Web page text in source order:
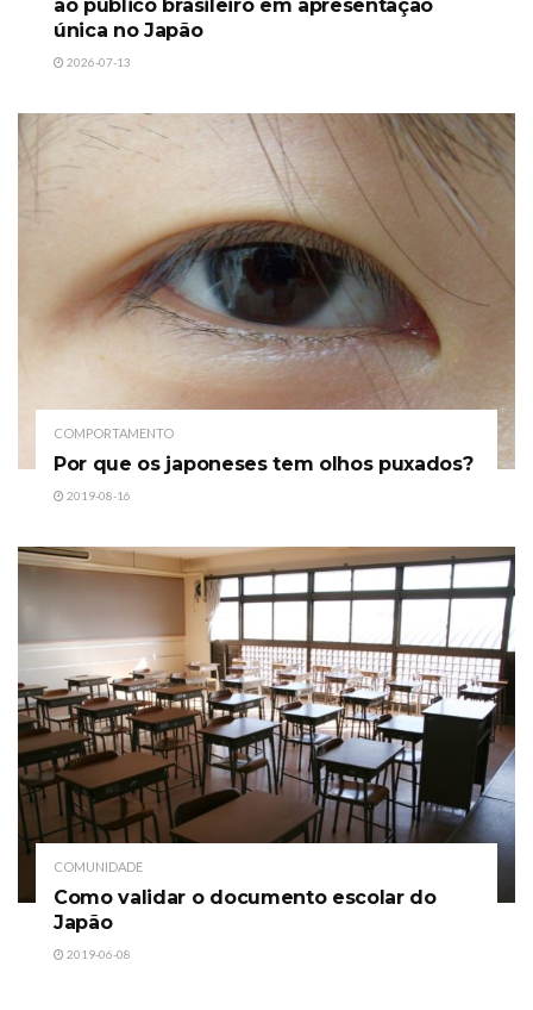
ao público brasileiro em apresentação
única no Japão
2026-07-13
COMPORTAMENTO
Por que os japoneses tem olhos puxados?
2019-08-16
COMUNIDADE
Como validar o documento escolar do
Japão
2019-06-08